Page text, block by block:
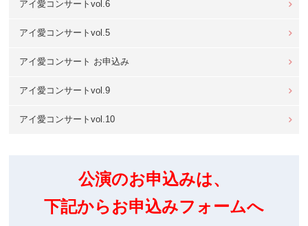
アイ愛コンサートvol.6
アイ愛コンサートvol.5
アイ愛コンサート お申込み
アイ愛コンサートvol.9
アイ愛コンサートvol.10
公演のお申込みは、
下記からお申込みフォームへ